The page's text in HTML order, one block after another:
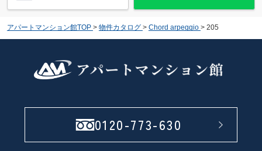
アパートマンション館TOP > 物件カタログ > Chord arpeggio > 205
0120-773-630